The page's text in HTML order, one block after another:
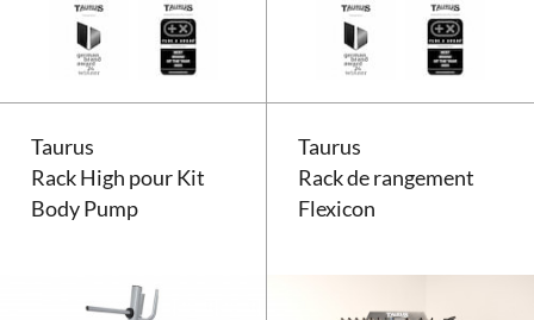
Taurus
Rack High pour Kit
Body Pump
Taurus
Rack de rangement
Flexicon